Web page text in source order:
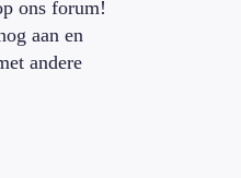
ons forum!
aan en
andere